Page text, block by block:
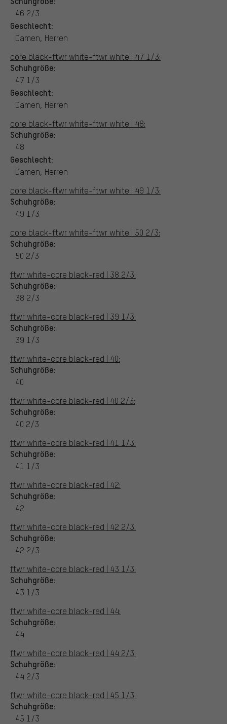
46 2/3
Geschlecht:
Damen, Herren
core black-ftwr white-ftwr white | 47 1/3:
Schuhgröße:
47 1/3
Geschlecht:
Damen, Herren
core black-ftwr white-ftwr white | 48:
Schuhgröße:
48
Geschlecht:
Damen, Herren
core black-ftwr white-ftwr white | 49 1/3:
Schuhgröße:
49 1/3
core black-ftwr white-ftwr white | 50 2/3:
Schuhgröße:
50 2/3
ftwr white-core black-red | 38 2/3:
Schuhgröße:
38 2/3
ftwr white-core black-red | 39 1/3:
Schuhgröße:
39 1/3
ftwr white-core black-red | 40:
Schuhgröße:
40
ftwr white-core black-red | 40 2/3:
Schuhgröße:
40 2/3
ftwr white-core black-red | 41 1/3:
Schuhgröße:
41 1/3
ftwr white-core black-red | 42:
Schuhgröße:
42
ftwr white-core black-red | 42 2/3:
Schuhgröße:
42 2/3
ftwr white-core black-red | 43 1/3:
Schuhgröße:
43 1/3
ftwr white-core black-red | 44:
Schuhgröße:
44
ftwr white-core black-red | 44 2/3:
Schuhgröße:
44 2/3
ftwr white-core black-red | 45 1/3:
Schuhgröße:
45 1/3